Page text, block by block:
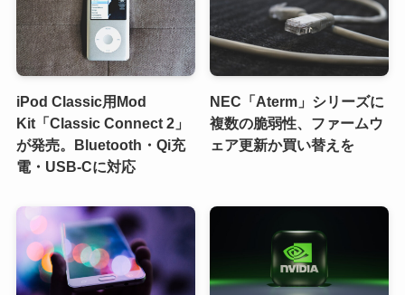
iPod Classic用Mod
Kit「Classic Connect 2」
が発売。Bluetooth・Qi充
電・USB-Cに対応
NEC「Aterm」シリーズに
複数の脆弱性、ファームウ
ェア更新か買い替えを